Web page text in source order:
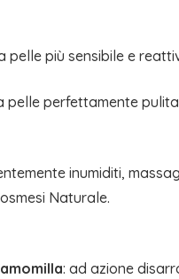
pelle più sensibile e
pelle perfettamente
inumiditi,
Naturale.
: ad azione